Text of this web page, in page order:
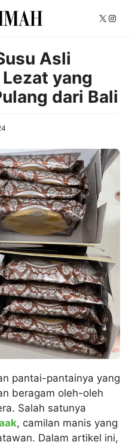
X
Asli
yang
dari Bali
pantai-pantainya yang
beragam oleh-oleh
Salah satunya
, camilan manis yang
Dalam artikel ini,